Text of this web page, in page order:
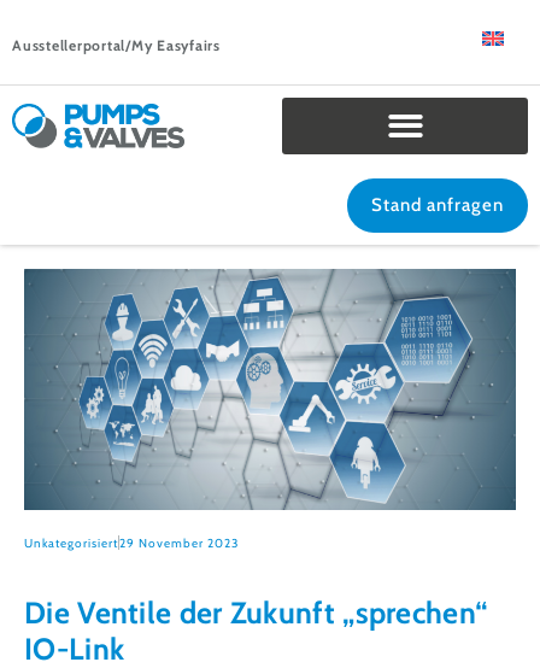
Ausstellerportal/My Easyfairs
Stand anfragen
Unkategorisiert29 November 2023
Die Ventile der Zukunft „sprechen“
IO-Link